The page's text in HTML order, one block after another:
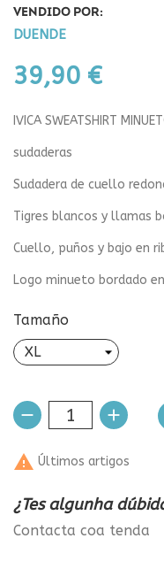
VENDIDO POR:
DUENDE
39,90 €
IVICA SWEATSHIRT
sudaderas
Sudadera de cuello
Tigres blancos y llamas
Cuello, puños y bajo en
Logo minueto bordado
Tamaño
 Últimos artigos
¿Tes algunha
Contacta coa tenda